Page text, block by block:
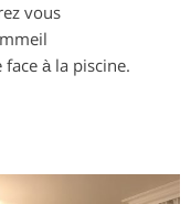
vous
à la piscine.